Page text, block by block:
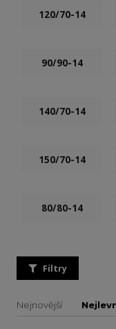
120/70-14
90/90-14
140/70-14
150/70-14
80/80-14
Filtry
Nejnovější